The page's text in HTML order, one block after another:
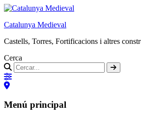
Catalunya Medieval
Castells, Torres, Fortificacions i altres
Cerca
Menú principal